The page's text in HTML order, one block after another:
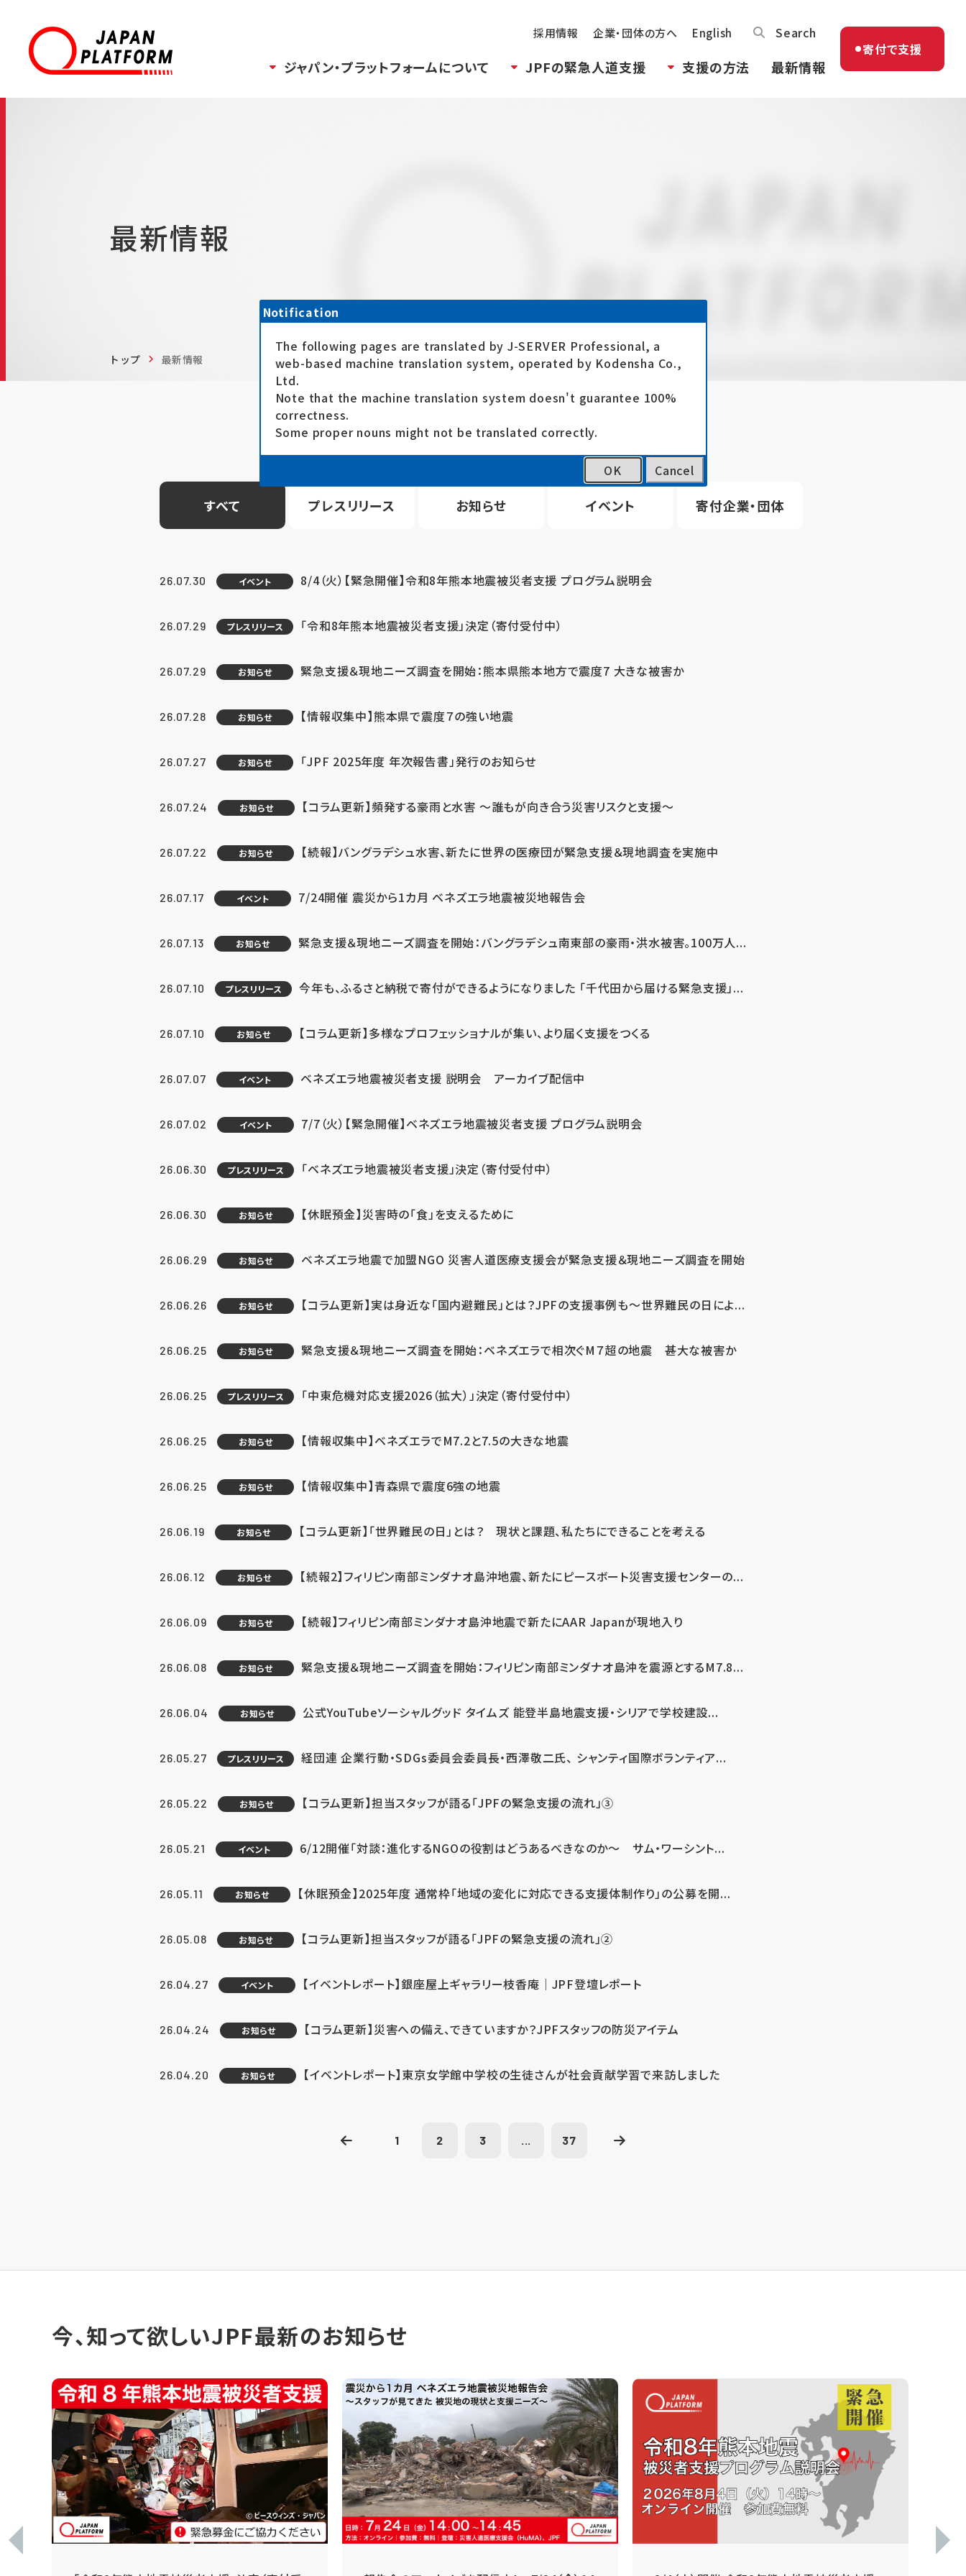
採用情報 企業・団体の方へ English Search
ジャパン・プラットフォームについて JPFの緊急人道支援 支援の方法 最新情報
寄付で支援
最新情報
トップ 最新情報
すべて プレスリリース お知らせ イベント 寄付企業・団体
26.07.30 イベント 8/4（火）【緊急開催】令和8年熊本地震被災者支援 プログラム説明会
26.07.29 プレスリリース 「令和8年熊本地震被災者支援」決定（寄付受付中）
26.07.29 お知らせ 緊急支援＆現地ニーズ調査を開始：熊本県熊本地方で震度7 大きな被害か
26.07.28 お知らせ 【情報収集中】熊本県で震度７の強い地震
26.07.27 お知らせ 「JPF 2025年度 年次報告書」発行のお知らせ
26.07.24 お知らせ 【コラム更新】頻発する豪雨と水害 ～誰もが向き合う災害リスクと支援～
26.07.22 お知らせ 【続報】バングラデシュ水害、新たに世界の医療団が緊急支援＆現地調査を実施中
26.07.17 イベント 7/24開催 震災から1カ月 ベネズエラ地震被災地報告会
26.07.13 お知らせ 緊急支援＆現地ニーズ調査を開始：バングラデシュ南東部の豪雨・洪水被害。100万人...
26.07.10 プレスリリース 今年も、ふるさと納税で寄付ができるようになりました 「千代田から届ける緊急支援」...
26.07.10 お知らせ 【コラム更新】多様なプロフェッショナルが集い、より届く支援をつくる
26.07.07 イベント ベネズエラ地震被災者支援 説明会 アーカイブ配信中
26.07.02 イベント 7/7（火）【緊急開催】ベネズエラ地震被災者支援 プログラム説明会
26.06.30 プレスリリース 「ベネズエラ地震被災者支援」決定（寄付受付中）
26.06.30 お知らせ 【休眠預金】災害時の「食」を支えるために
26.06.29 お知らせ ベネズエラ地震で加盟NGO 災害人道医療支援会が緊急支援＆現地ニーズ調査を開始
26.06.26 お知らせ 【コラム更新】実は身近な「国内避難民」とは？JPFの支援事例も～世界難民の日によ...
26.06.25 お知らせ 緊急支援＆現地ニーズ調査を開始：ベネズエラで相次ぐM７超の地震 甚大な被害か
26.06.25 プレスリリース 「中東危機対応支援2026（拡大）」決定（寄付受付中）
26.06.25 お知らせ 【情報収集中】ベネズエラでM7.2と7.5の大きな地震
26.06.25 お知らせ 【情報収集中】青森県で震度6強の地震
26.06.19 お知らせ 【コラム更新】「世界難民の日」とは？ 現状と課題、私たちにできることを考える
26.06.12 お知らせ 【続報2】フィリピン南部ミンダナオ島沖地震、新たにピースボート災害支援センターの...
26.06.09 お知らせ 【続報】フィリピン南部ミンダナオ島沖地震で新たにAAR Japanが現地入り
26.06.08 お知らせ 緊急支援＆現地ニーズ調査を開始：フィリピン南部ミンダナオ島沖を震源とするM7.8...
26.06.04 お知らせ 公式YouTubeソーシャルグッド タイムズ 能登半島地震支援・シリアで学校建設...
26.05.27 プレスリリース 経団連 企業行動・SDGs委員会委員長・西澤敬二氏、 シャンティ国際ボランティア...
26.05.22 お知らせ 【コラム更新】担当スタッフが語る「JPFの緊急支援の流れ」③
26.05.21 イベント 6/12開催「対談：進化するNGOの役割はどうあるべきなのか～ サム・ワーシント...
26.05.11 お知らせ 【休眠預金】2025年度 通常枠「地域の変化に対応できる支援体制作り」の公募を開...
26.05.08 お知らせ 【コラム更新】担当スタッフが語る「JPFの緊急支援の流れ」②
26.04.27 イベント 【イベントレポート】銀座屋上ギャラリー枝香庵｜JPF登壇レポート
26.04.24 お知らせ 【コラム更新】災害への備え、できていますか？JPFスタッフの防災アイテム
26.04.20 お知らせ 【イベントレポート】東京女学館中学校の生徒さんが社会貢献学習で来訪しました
1 2 3 ... 37
今、知って欲しいJPF最新のお知らせ
Notification
The following pages are translated by J-SERVER Professional, a
web-based machine translation system, operated by Kodensha Co.,
Ltd.
Note that the machine translation system doesn't guarantee 100%
correctness.
Some proper nouns might not be translated correctly.
OK Cancel